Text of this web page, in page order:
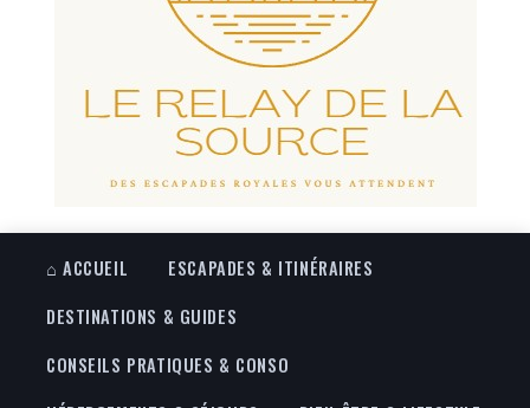
⌂ ACCUEIL
ESCAPADES & ITINÉRAIRES
DESTINATIONS & GUIDES
CONSEILS PRATIQUES & CONSO